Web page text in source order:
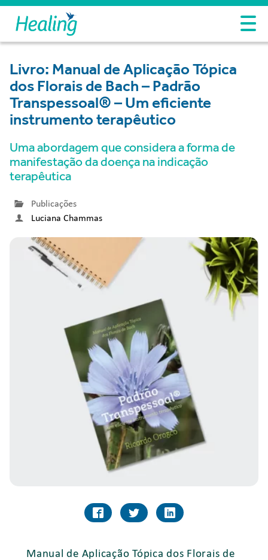
Livro: Manual de Aplicação Tópica
dos Florais de Bach – Padrão
Transpessoal® – Um eficiente
instrumento terapêutico
Uma abordagem que considera a forma de
manifestação da doença na indicação
terapêutica
Publicações
Luciana Chammas
Manual de Aplicação Tópica dos Florais de